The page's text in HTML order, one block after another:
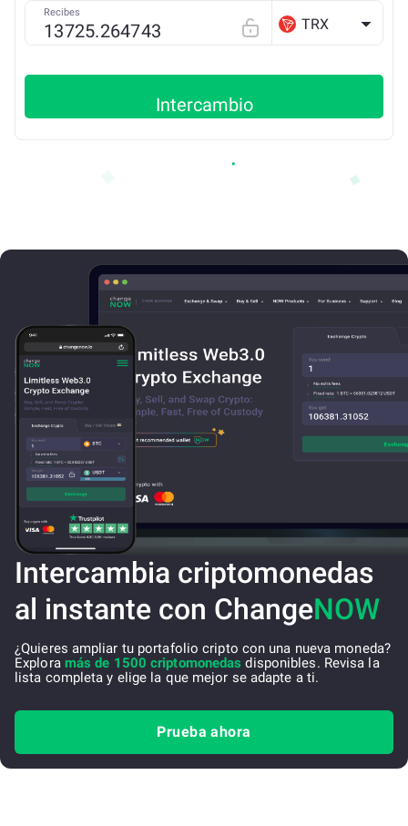
Recibes
TRX
Intercambio
Intercambia criptomonedas
al instante con ChangeNOW
¿Quieres ampliar tu portafolio cripto con una nueva moneda?
Explora más de 1500 criptomonedas disponibles. Revisa la
lista completa y elige la que mejor se adapte a ti.
Prueba ahora